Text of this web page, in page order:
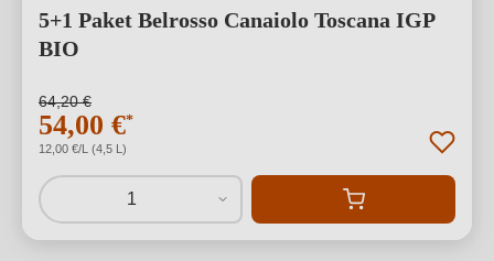
5+1 Paket Belrosso Canaiolo Toscana IGP
BIO
64,20 €
54,00 €*
12,00 €/L (4,5 L)
1